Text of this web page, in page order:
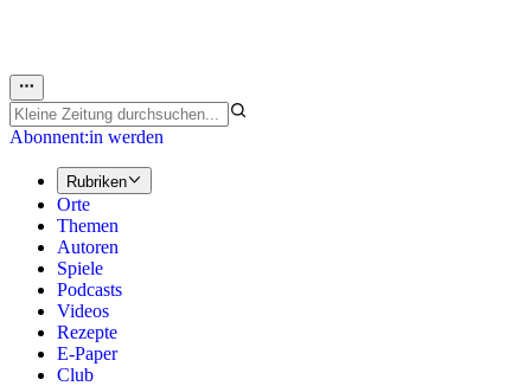
Abonnent:in werden
Rubriken
Orte
Themen
Autoren
Spiele
Podcasts
Videos
Rezepte
E-Paper
Club